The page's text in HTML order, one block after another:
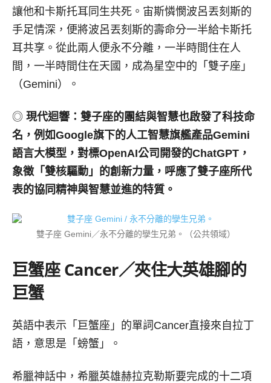
讓他和卡斯托耳同生共死。宙斯憐憫波呂丟刻斯的
手足情深，便將波呂丟刻斯的壽命分一半給卡斯托
耳共享。從此兩人便永不分離，一半時間住在人
間，一半時間住在天國，成為星空中的「雙子座」
（Gemini）。
◎ 現代迴響：雙子座的團結與智慧也啟發了科技命
名，例如Google旗下的人工智慧旗艦產品Gemini
語言大模型，對標OpenAI公司開發的ChatGPT ，
象徵「雙核驅動」的創新力量，呼應了雙子座所代
表的協同精神與智慧並進的特質。
雙子座 Gemini／永不分離的孿生兄弟。（公共領域）
巨蟹座Cancer／夾住大英雄腳的
巨蟹
英語中表示「巨蟹座」的單詞Cancer直接來自拉丁
語，意思是「螃蟹」。
希臘神話中，希臘英雄赫拉克勒斯要完成的十二項